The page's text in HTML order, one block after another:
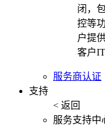
闭，
控等
户提
客户
服务商认证
支持
< 返回
服务支持中